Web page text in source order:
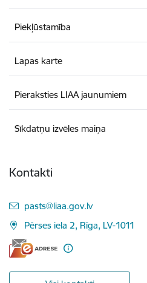
Piekļūstamība
Lapas karte
Pieraksties LIAA jaunumiem
Sīkdatņu izvēles maiņa
Kontakti
E-pasts:
pasts@liaa.gov.lv
Pērses iela 2, Rīga, LV-1011